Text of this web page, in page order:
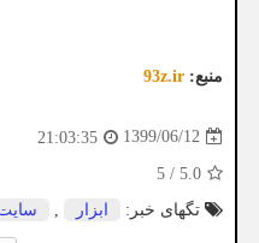
منبع: 93z.ir
1399/06/12
21:03:35
5.0
/
5
تگهای خبر:
ابزار